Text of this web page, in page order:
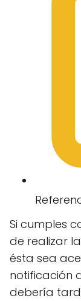
Si cumples
de realizar
ésta sea
notificación
debería